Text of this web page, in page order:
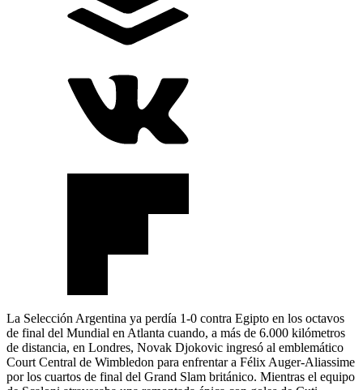
La Selección Argentina ya perdía 1-0 contra Egipto en los octavos
de final del Mundial en Atlanta cuando, a más de 6.000 kilómetros
de distancia, en Londres, Novak Djokovic ingresó al emblemático
Court Central de Wimbledon para enfrentar a Félix Auger-Aliassime
por los cuartos de final del Grand Slam británico. Mientras el equipo